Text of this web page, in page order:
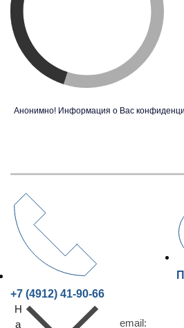
Анонимно! Информация о Вас
+7 (4912) 41-90-66
Н
а
email: